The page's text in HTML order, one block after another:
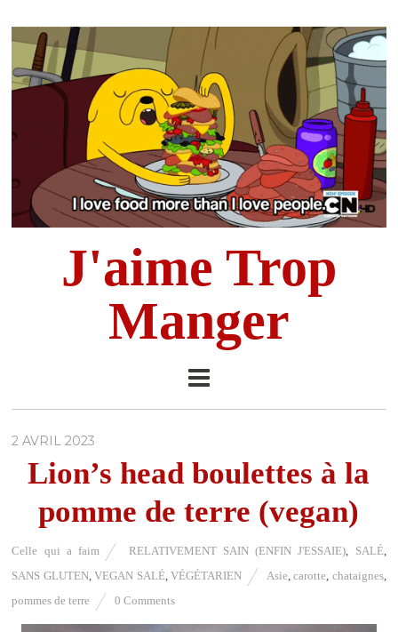
J'aime Trop
Manger
2 AVRIL 2023
Lion’s head boulettes à la
pomme de terre (vegan)
Celle qui a faim RELATIVEMENT SAIN (ENFIN J'ESSAIE) SALÉ,
SANS GLUTEN,VEGAN SALÉ,VÉGÉTARIEN Asie ,carotte chataignes,
pommes de terre
0 Comments